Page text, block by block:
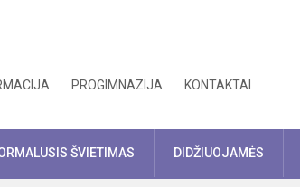
PROGIMNAZIJA KONTAKTAI
ŠVIETIMAS DIDŽIUOJAMĖS